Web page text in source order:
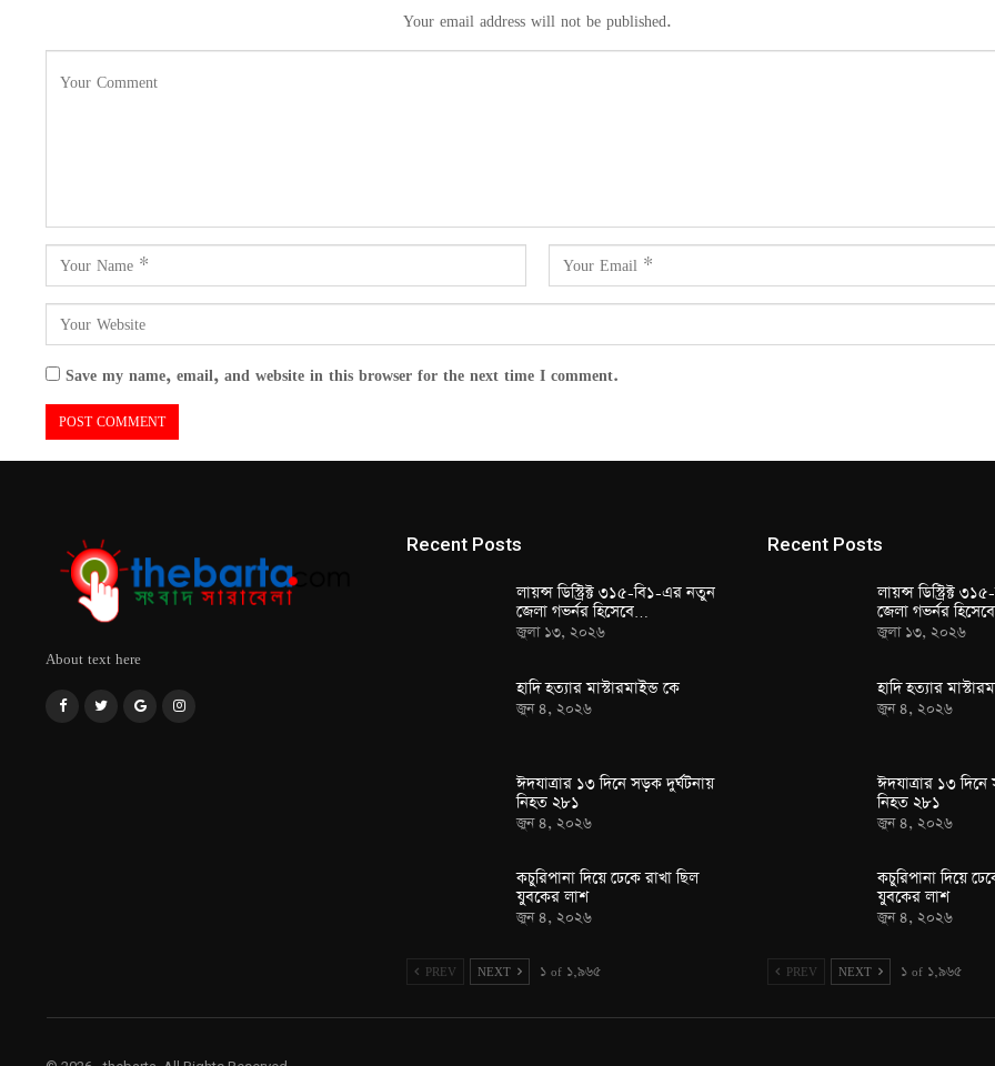
Your email address will not be published.
Save my name, email, and website in this browser for the next time I comment.
About text here
Recent Posts
লায়ন্স ডিস্ট্রিক্ট ৩১৫-বি১-এর নতুন
জেলা গভর্নর হিসেবে…
জুলা ১৩, ২০২৬
হাদি হত্যার মাস্টারমাইন্ড কে
জুন ৪, ২০২৬
ঈদযাত্রার ১৩ দিনে সড়ক দুর্ঘটনায়
নিহত ২৮১
জুন ৪, ২০২৬
কচুরিপানা দিয়ে ঢেকে রাখা ছিল
যুবকের লাশ
জুন ৪, ২০২৬
PREV NEXT ১ of ১,৯৬৫
Recent Posts
লায়ন্স ডিস্ট্রিক্ট
জেলা গভর্নর
জুলা ১৩, ২০২৬
হাদি হত্যার
জুন ৪, ২০২৬
ঈদযাত্রার ১৩
নিহত ২৮১
জুন ৪, ২০২৬
কচুরিপানা দিয়ে
যুবকের লাশ
জুন ৪, ২০২৬
PREV NEXT ১ of ১,৯৬৫